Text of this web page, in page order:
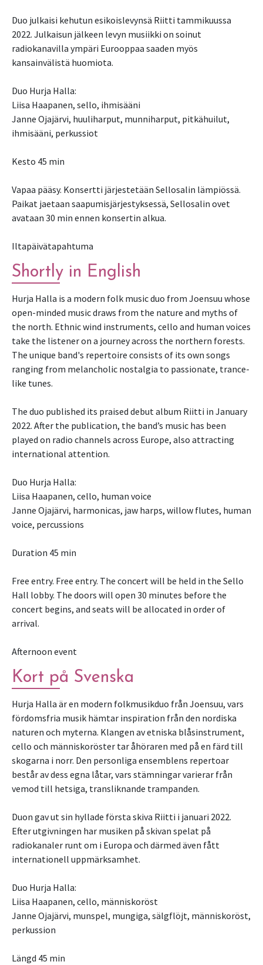
Duo julkaisi kehutun esikoislevynsä Riitti tammikuussa
2022. Julkaisun jälkeen levyn musiikki on soinut
radiokanavilla ympäri Eurooppaa saaden myös
kansainvälistä huomiota.
Duo Hurja Halla:
Liisa Haapanen, sello, ihmisääni
Janne Ojajärvi, huuliharput, munniharput, pitkähuilut,
ihmisääni, perkussiot
Kesto 45 min
Vapaa pääsy. Konsertti järjestetään Sellosalin lämpiössä.
Paikat jaetaan saapumisjärjestyksessä, Sellosalin ovet
avataan 30 min ennen konsertin alkua.
Iltapäivätapahtuma
Shortly in English
Hurja Halla is a modern folk music duo from Joensuu whose
open-minded music draws from the nature and myths of
the north. Ethnic wind instruments, cello and human voices
take the listener on a journey across the northern forests.
The unique band's repertoire consists of its own songs
ranging from melancholic nostalgia to passionate, trance-
like tunes.
The duo published its praised debut album Riitti in January
2022. After the publication, the band’s music has been
played on radio channels across Europe, also attracting
international attention.
Duo Hurja Halla:
Liisa Haapanen, cello, human voice
Janne Ojajärvi, harmonicas, jaw harps, willow flutes, human
voice, percussions
Duration 45 min
Free entry. Free entry. The concert will be held in the Sello
Hall lobby. The doors will open 30 minutes before the
concert begins, and seats will be allocated in order of
arrival.
Afternoon event
Kort på Svenska
Hurja Halla är en modern folkmusikduo från Joensuu, vars
fördomsfria musik hämtar inspiration från den nordiska
naturen och myterna. Klangen av etniska blåsinstrument,
cello och människoröster tar åhöraren med på en färd till
skogarna i norr. Den personliga ensemblens repertoar
består av dess egna låtar, vars stämningar varierar från
vemod till hetsiga, transliknande trampanden.
Duon gav ut sin hyllade första skiva Riitti i januari 2022.
Efter utgivningen har musiken på skivan spelat på
radiokanaler runt om i Europa och därmed även fått
internationell uppmärksamhet.
Duo Hurja Halla:
Liisa Haapanen, cello, människoröst
Janne Ojajärvi, munspel, mungiga, sälgflöjt, människoröst,
perkussion
Längd 45 min